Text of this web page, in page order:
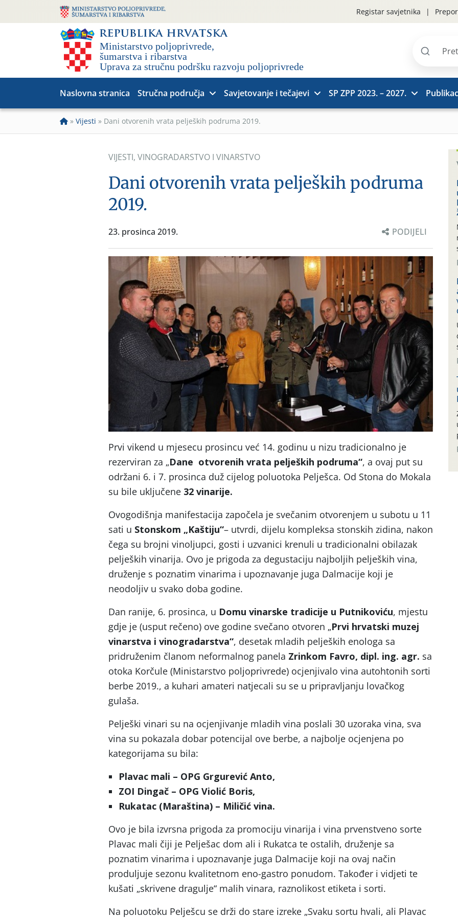
Registar savjetnika
Pretraži
Naslovna stranica Stručna područja Savjetovanje i tečajevi SP ZPP 2023. – 2027.
» Vijesti » Dani otvorenih vrata peljeških podruma 2019.
VIJESTI, VINOGRADARSTVO I VINARSTVO
Dani otvorenih vrata peljeških podruma
2019.
23. prosinca 2019. PODIJELI
Prvi vikend u mjesecu prosincu već 14. godinu u nizu tradicionalno je
rezerviran za „Dane otvorenih vrata peljeških podruma“, a ovaj put su
održani 6. i 7. prosinca duž cijelog poluotoka Pelješca. Od Stona do Mokala
su bile uključene 32 vinarije.
Ovogodišnja manifestacija započela je svečanim otvorenjem u subotu u 11
sati u Stonskom „Kaštiju“– utvrdi, dijelu kompleksa stonskih zidina, nakon
čega su brojni vinoljupci, gosti i uzvanici krenuli u tradicionalni obilazak
peljeških vinarija. Ovo je prigoda za degustaciju najboljih peljeških vina,
druženje s poznatim vinarima i upoznavanje juga Dalmacije koji je
neodoljiv u svako doba godine.
Dan ranije, 6. prosinca, u Domu vinarske tradicije u Putnikoviću, mjestu
gdje je (usput rečeno) ove godine svečano otvoren „Prvi hrvatski muzej
vinarstva i vinogradarstva“, desetak mladih peljeških enologa sa
pridruženim članom neformalnog panela Zrinkom Favro, dipl. ing. agr. sa
otoka Korčule (Ministarstvo poljoprivrede) ocjenjivalo vina autohtonih sorti
berbe 2019., a kuhari amateri natjecali su se u pripravljanju lovačkog
gulaša.
Pelješki vinari su na ocjenjivanje mladih vina poslali 30 uzoraka vina, sva
vina su pokazala dobar potencijal ove berbe, a najbolje ocjenjena po
kategorijama su bila:
Plavac mali – OPG Grgurević Anto,
ZOI Dingač – OPG Violić Boris,
Rukatac (Maraština) – Miličić vina.
Ovo je bila izvrsna prigoda za promociju vinarija i vina prvenstveno sorte
Plavac mali čiji je Pelješac dom ali i Rukatca te ostalih, druženje sa
poznatim vinarima i upoznavanje juga Dalmacije koji na ovaj način
produljuje sezonu kvalitetnom eno-gastro ponudom. Također i vidjeti te
kušati „skrivene dragulje“ malih vinara, raznolikost etiketa i sorti.
Na poluotoku Pelješcu se drži do stare izreke „Svaku sortu hvali, ali Plavac